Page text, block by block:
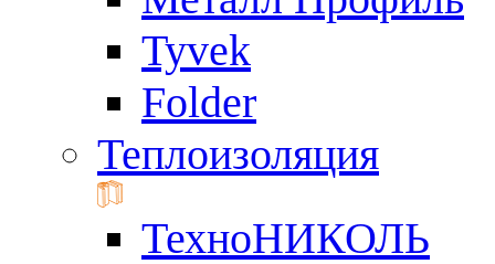
Tyvek
Folder
Теплоизоляция
ТехноНИКОЛЬ